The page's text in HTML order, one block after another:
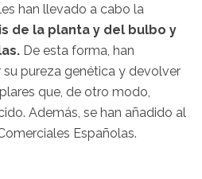
han llevado a cabo la
de la planta y del bulbo y
De esta forma, han
pureza genética y devolver
que, de otro modo,
Además, se han añadido al
Españolas.